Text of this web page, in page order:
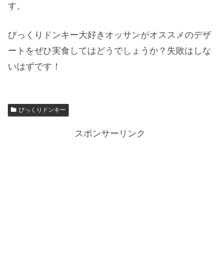
す。
びっくりドンキー大好きオッサンがオススメのデザ
ートをぜひ実食してはどうでしょうか？失敗はしな
いはずです！
びっくりドンキー
スポンサーリンク